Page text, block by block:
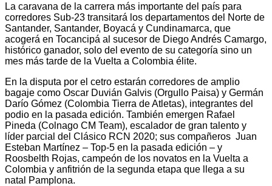
La caravana de la carrera más importante del país para
corredores Sub-23 transitará los departamentos del Norte de
Santander, Santander, Boyacá y Cundinamarca, que
acogerá en Tocancipá al sucesor de Diego Andrés Camargo,
histórico ganador, solo del evento de su categoría sino un
mes más tarde de la Vuelta a Colombia élite.
En la disputa por el cetro estarán corredores de amplio
bagaje como Oscar Duvián Galvis (Orgullo Paisa) y Germán
Darío Gómez (Colombia Tierra de Atletas), integrantes del
podio en la pasada edición. También emergen Rafael
Pineda (Colnago CM Team), escalador de gran talento y
líder parcial del Clásico RCN 2020; sus compañeros Juan
Esteban Martínez – Top-5 en la pasada edición – y
Roosbelth Rojas, campeón de los novatos en la Vuelta a
Colombia y anfitrión de la segunda etapa que llega a su
natal Pamplona.